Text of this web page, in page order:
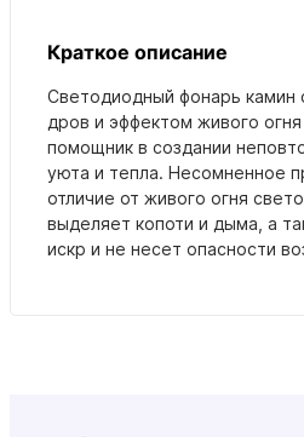
Краткое описание
Светодиодный фонарь камин
дров и эффектом живого
помощник в создании
уюта и тепла. Несомненное
отличие от живого огня
выделяет копоти и дыма, а
искр и не несет опасности